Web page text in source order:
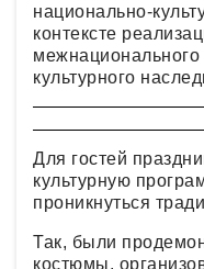
национально-
контексте
межнационального
культурного
Для гостей
культурную
проникнуться
Так, были
костюмы,